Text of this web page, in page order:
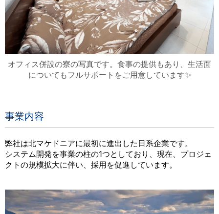
オフィス併設の寮の写真です。食事の提供もあり、生活面
についてもフルサポートをご用意しています✨
事業内容
弊社は北マケドニアに最初に進出した日系企業です。
システム開発を事業の柱の1つとしており、現在、プロジェ
クトの規模拡大に伴い、採用を促進しています。